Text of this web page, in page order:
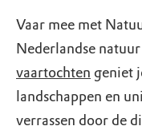
Vaar mee met
Nederlandse
vaartochten geniet
landschappen en
verrassen door de